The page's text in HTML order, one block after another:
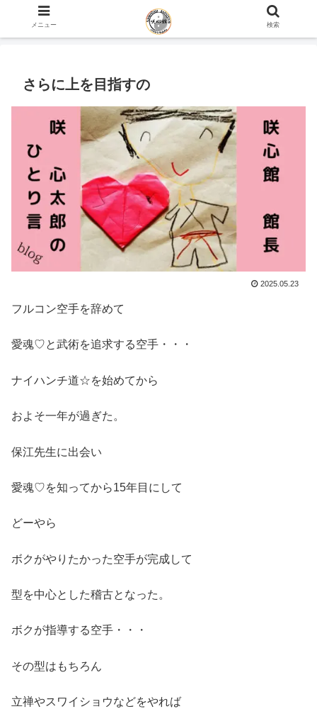
ホーム 咲心館 館長 咲 心太郎のひとり言 blog
さらに上を目指すの
2025.05.23
フルコン空手を辞めて
愛魂♡と武術を追求する空手・・・
ナイハンチ道☆を始めてから
およそ一年が過ぎた。
保江先生に出会い
愛魂♡を知ってから15年目にして
どーやら
ボクがやりたかった空手が完成して
型を中心とした稽古となった。
ボクが指導する空手・・・
その型はもちろん
立禅やスワイショウなどをやれば
メニュー 検索